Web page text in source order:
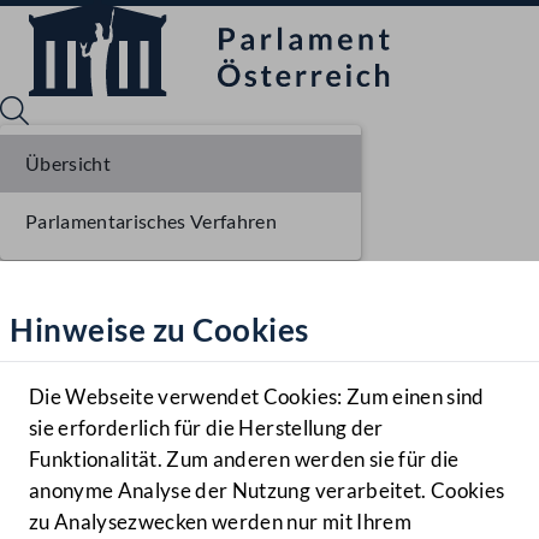
Hilfe
Benutzer
Navigationsmenü öffnen
MENÜ
Hinweise zu Cookies
Die Webseite verwendet Cookies: Zum einen sind
sie erforderlich für die Herstellung der
Funktionalität. Zum anderen werden sie für die
anonyme Analyse der Nutzung verarbeitet. Cookies
zu Analysezwecken werden nur mit Ihrem
Übersicht
Parlamentarisches Verfahren